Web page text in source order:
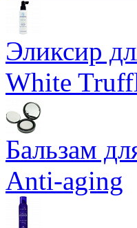
Эликсир
White
Бальзам
Anti-aging